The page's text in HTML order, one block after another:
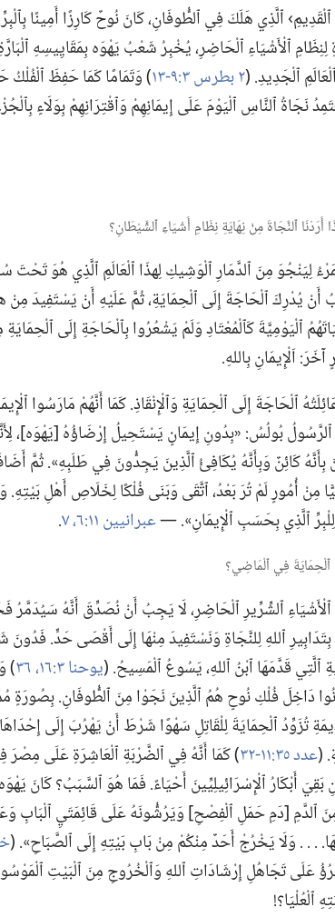
ٱلَّذِي هَلَكَ فِي ٱلطُّوفَانِ،‏ كَانَ نُوحٌ كَارِزًا أَمِينًا
ٱلْأَشْيَاءِ ٱلْحَاضِرِ،‏ يُخْبِرُ شَعْبُ يَهْوَه بِمَقَايِيسِهِ
ٱلْجَدِيدِ.‏ (‏٢ بطرس ٣:‏٩-‏١٣
‏)‏ وَتَمَامًا كَمَا حَفِظَ ٱلْفُلْكُ
نَجَاةُ ٱلنَّاسِ ٱلْيَوْمَ عَلَى إِيمَانِهِمْ وَٱقْتِرَانِهِمْ بِوَلَاءٍ
لِيَنْجُوَ مِنَ ٱلدَّمَارِ ٱلْوَشِيكِ لِهذَا ٱلْعَالَمِ ٱلَّذِي هُوَ تَحْتَ
أَنْ يُدْرِكَ ٱلْحَاجَةَ إِلَى ٱلْحِمَايَةِ،‏ ثُمَّ عَلَيْهِ أَنْ يَسْتَفِيدَ مِنْ
ٱلْيَوْمِيَّةَ كَٱلْمُعْتَادِ وَلَمْ يَشْعُرُوا بِٱلْحَاجَةِ إِلَى
اَلْإِيمَانِ بِاللهِ.‏
ٱلْحَاجَةَ إِلَى ٱلْحِمَايَةِ وَٱلْإِنْقَاذِ.‏ كَمَا أَنَّهُمْ مَارَسُوا
ٱلرَّسُولُ بُولُسُ:‏ «بِدُونِ إِيمَانٍ يَسْتَحِيلُ إِرْضَاؤُهُ [يَهْوَه]،‏
بِأَنَّهُ كَائِنٌ وَبِأَنَّهُ يُكَافِئُ ٱلَّذِينَ يَجِدُّونَ فِي طَلَبِهِ».‏ ثُمَّ
مِنْ أُمُورٍ لَمْ تُرَ بَعْدُ،‏ ٱتَّقَى وَبَنَى فُلْكًا لِخَلَاصِ أَهْلِ بَيْتِهِ.‏
لِلْبِرِّ ٱلَّذِي بِحَسَبِ ٱلْإِيمَانِ».‏ —‏عبرانيين ١١:‏٦،‏ ٧ ‏.‏
ٱلْأَشْيَاءِ ٱلشِّرِّيرِ ٱلْحَاضِرِ،‏ لَا يَجِبُ أَنْ نُصَدِّقَ أَنَّهُ
ٱللهِ لِلنَّجَاةِ وَنَسْتَفِيدَ مِنْهَا إِلَى أَقْصَى حَدٍّ.‏
ٱلَّتِي قَدَّمَهَا ٱبْنُ ٱللهِ،‏ يَسُوعُ ٱلْمَسِيحُ.‏ (‏يوحنا ٣:‏١٦،‏
‏)‏
دَاخِلَ فُلْكِ نُوحٍ هُمُ ٱلَّذِينَ نَجَوْا مِنَ ٱلطُّوفَانِ.‏ بِصُورَةٍ
تُزَوِّدُ ٱلْحِمَايَةَ لِلْقَاتِلِ سَهْوًا شَرْطَ أَنْ يَهْرُبَ إِلَى
(‏عدد ٣٥:‏١١-‏٣٢
‏)‏ كَمَا أَنَّهُ فِي ٱلضَّرْبَةِ ٱلْعَاشِرَةِ عَلَى
أَبْكَارُ ٱلْإِسْرَائِيلِيِّينَ أَحْيَاءً.‏ فَمَا هُوَ ٱلسَّبَبُ؟‏ كَانَ
ٱلدَّمِ [دَمِ حَمَلِ ٱلْفِصْحِ] وَيَرُشُّونَهُ عَلَى قَائِمَتَيِ ٱلْبَابِ
.‏ .‏ .‏ وَلَا يَخْرُجْ أَحَدٌ مِنْكُمْمِنْ بَابِ بَيْتِهِ إِلَى ٱلصَّبَاحِ».‏ (‏
عَلَى تَجَاهُلِ إِرْشَادَاتِ ٱللهِ وَٱلْخُرُوجِ مِنَ ٱلْبَيْتِ
ٱلْعُلْيَا؟‏!‏